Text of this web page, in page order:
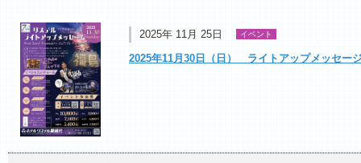
2025年 11月 25日 イベント
2025年11月30日（日） ライトアップメッセー